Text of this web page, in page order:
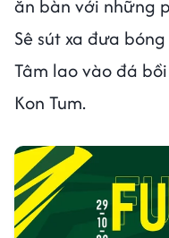
ăn bàn với những
Sê sút xa đưa
Tâm lao vào đá
Kon Tum.